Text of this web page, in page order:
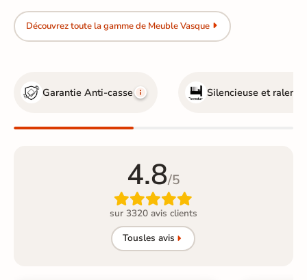
Découvrez toute la gamme de Meuble Vasque
Garantie Anti-casse Silencieuse et
4.8/5

sur 3320 avis clients
Tousles avis